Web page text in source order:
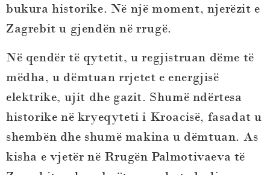
bukura historike. Në një moment, njerëzit e
Zagrebit u gjendën në rrugë.
Në qendër të qytetit, u regjistruan dëme të
mëdha, u dëmtuan rrjetet e energjisë
elektrike, ujit dhe gazit. Shumë ndërtesa
historike në kryeqyteti i Kroacisë, fasadat u
shembën dhe shumë makina u dëmtuan. As
kisha e vjetër në Rrugën Palmotivaeva të